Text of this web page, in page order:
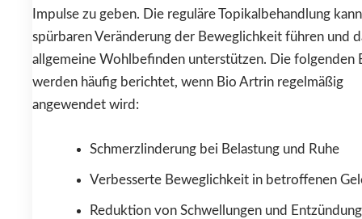
Impulse zu geben. Die reguläre Topikalbehandlung
spürbaren Veränderung der Beweglichkeit führen und
allgemeine Wohlbefinden unterstützen. Die folgenden
werden häufig berichtet, wenn Bio Artrin regelmäßig
angewendet wird:
Schmerzlinderung bei Belastung und Ruhe
Verbesserte Beweglichkeit in betroffenen
Reduktion von Schwellungen und